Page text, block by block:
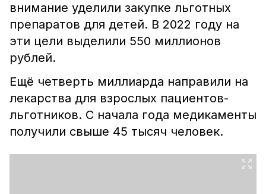
внимание уделили закупке льготных
препаратов для детей. В 2022 году на
эти цели выделили 550 миллионов
рублей.
Ещё четверть миллиарда направили на
лекарства для взрослых пациентов-
льготников. С начала года медикаменты
получили свыше 45 тысяч человек.